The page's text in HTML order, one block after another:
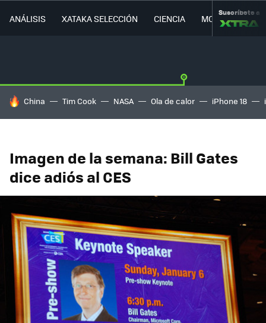
ANÁLISIS XATAKA SELECCIÓN CIENCIA MOVILIDAD
Suscríbete a
HOY SE HABLA DE
China Tim Cook NASA Ola de calor iPhone 18
Imagen de la semana: Bill Gates
dice adiós al CES